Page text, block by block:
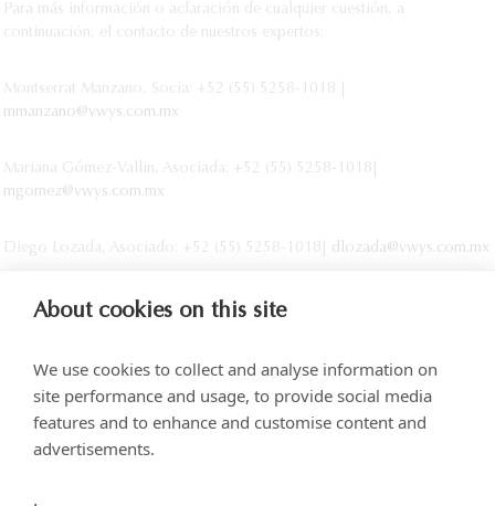
Para más información o aclaración de cualquier cuestión, a
continuación, el contacto de nuestros expertos:
Montserrat Manzano, Socia: +52 (55) 5258-1018 |
mmanzano@vwys.com.mx
Mariana Gómez-Vallin, Asociada: +52 (55) 5258-1018|
mgomez@vwys.com.mx
Diego Lozada, Asociado: +52 (55) 5258-1018| dlozada@vwys.com.mx
About cookies on this site
We use cookies to collect and analyse information on
site performance and usage, to provide social media
features and to enhance and customise content and
advertisements.